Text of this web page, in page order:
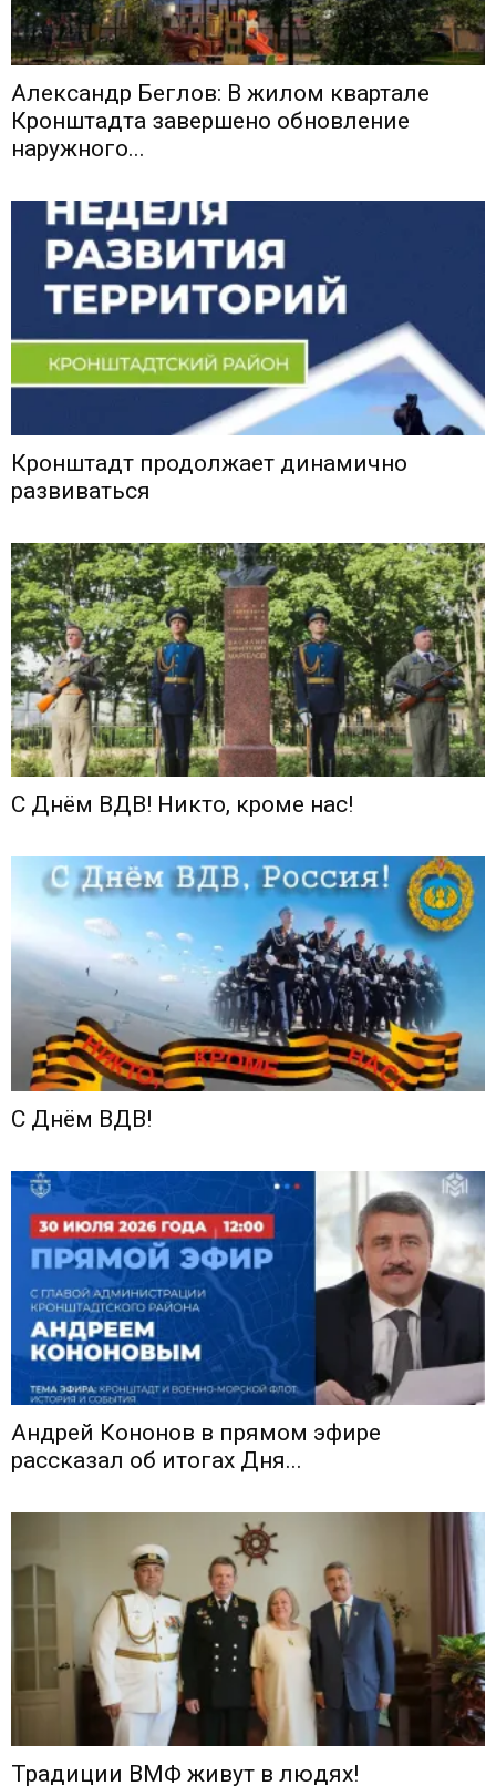
Александр Беглов: В жилом квартале
Кронштадта завершено обновление
наружного...
Кронштадт продолжает динамично
развиваться
С Днём ВДВ! Никто, кроме нас!
С Днём ВДВ!
Андрей Кононов в прямом эфире
рассказал об итогах Дня...
Традиции ВМФ живут в людях!